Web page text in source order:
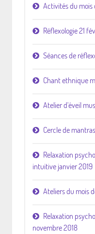
Activités du mois
Réflexologie 21
Séances de
Chant ethnique
Atelier d'éveil
Cercle de
Relaxation
intuitive janvier 2019
Ateliers du mois
Relaxation
novembre 2018